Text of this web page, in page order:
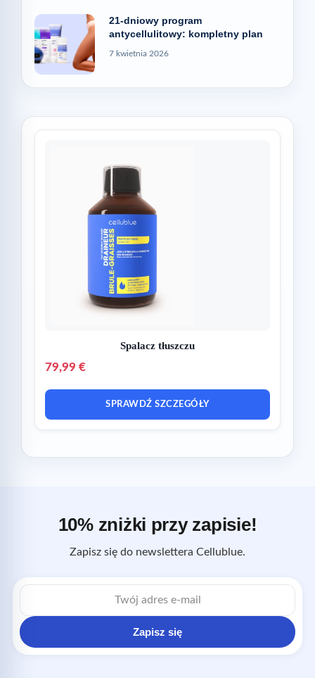
21-dniowy program
antycellulitowy: kompletny plan
7 kwietnia 2026
Spalacz tłuszczu
79,99 €
SPRAWDŹ SZCZEGÓŁY
10% zniżki przy zapisie!
Zapisz się do newslettera Cellublue.
Adres
e-
Zapisz się